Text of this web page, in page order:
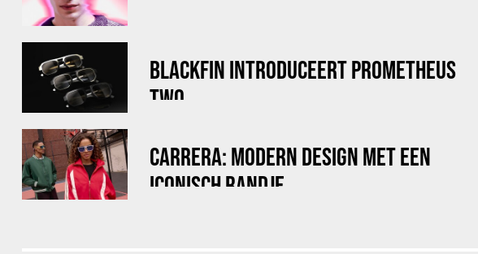
BLACKFIN INTRODUCEERT PROMETHEUS
TWO
CARRERA: MODERN DESIGN MET EEN
ICONISCH RANDJE